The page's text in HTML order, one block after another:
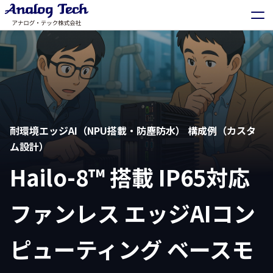
耐環境エッジAI（NPU搭載・防塵防水） 構成例（カスタ
ム設計）
Hailo-8™ 搭載 IP65対応
ファンレス エッジAIコン
ピューティング ベースモ